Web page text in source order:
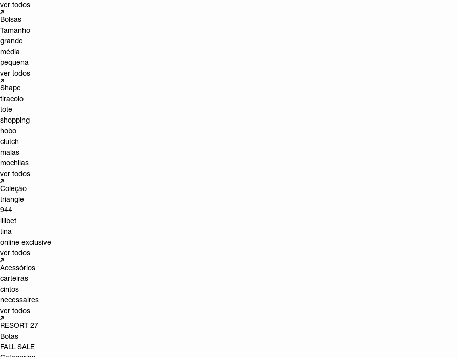
ver todos
Bolsas
Tamanho
grande
média
pequena
ver todos
Shape
tiracolo
tote
shopping
hobo
clutch
malas
mochilas
ver todos
Coleção
triangle
944
lilibet
tina
online exclusive
ver todos
Acessórios
carteiras
cintos
necessaires
ver todos
RESORT 27
Botas
FALL SALE